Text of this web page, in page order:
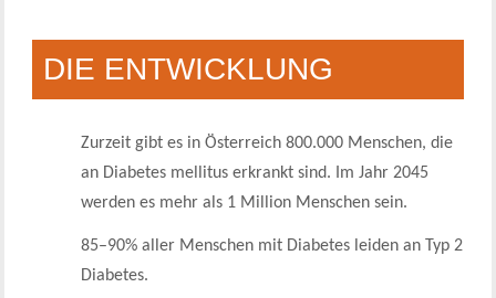
DIE ENTWICKLUNG
Zurzeit gibt es in Österreich 800.000 Menschen, die
an Diabetes mellitus erkrankt sind. Im Jahr 2045
werden es mehr als 1 Million Menschen sein.
85–90% aller Menschen mit Diabetes leiden an Typ 2
Diabetes.